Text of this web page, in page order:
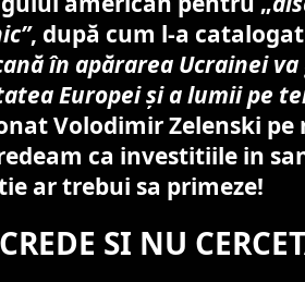
, după cum l-a
în apărarea Ucrainei
Europei și a lumii pe
Volodimir Zelenski pe
ca investitiile in
ar trebui sa primeze!
SI NU